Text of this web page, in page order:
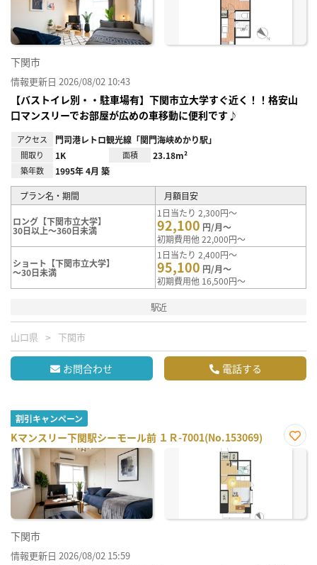
下関市
情報更新日 2026/08/02 10:43
【バストイレ別・・駐車場有】下関市立大学すぐ近く！！格安山
口マンスリーでお部屋が広めの車移動に便利です♪
アクセス 門司港レトロ観光線「関門海峡めかり駅」
間取り 1K 面積 23.18m²
築年数 1995年 4月 築
プラン名・期間 月額目安
ロング【下関市立大学】
30日以上～360日未満
1日当たり 2,300円～
92,100 円/月～
初期費用他 22,000円～
ショート【下関市立大学】
～30日未満
1日当たり 2,400円～
95,100 円/月～
初期費用他 16,500円～
駅近
山口県 下関市
お問合わせ 電話する
割引キャンペーン
Kマンスリー下関駅シーモール前 １Ｒ-7001(No.153069)
お気
下関市
情報更新日 2026/08/02 15:59